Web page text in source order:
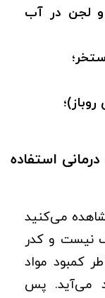
و لجن در آب
استفاده
می‌کنید
نیست و کدر
کمبود مواد
می‌آید. پس